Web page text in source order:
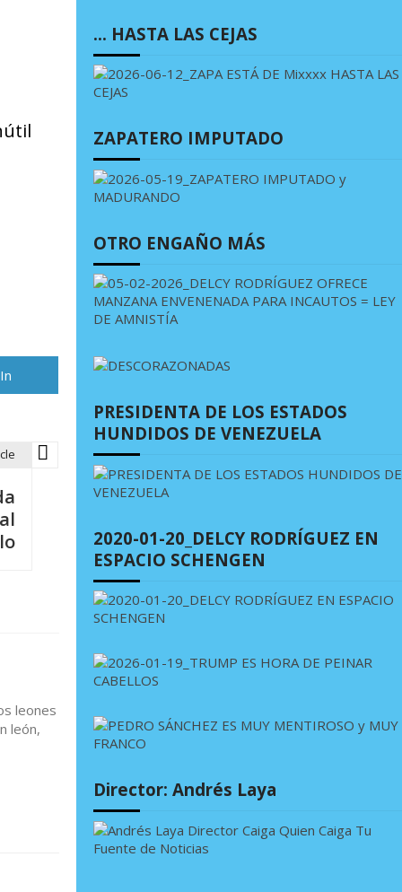
leones
león,
… HASTA LAS CEJAS
ZAPATERO IMPUTADO
OTRO ENGAÑO MÁS
PRESIDENTA DE LOS ESTADOS
HUNDIDOS DE VENEZUELA
2020-01-20_DELCY RODRÍGUEZ EN
ESPACIO SCHENGEN
Director: Andrés Laya